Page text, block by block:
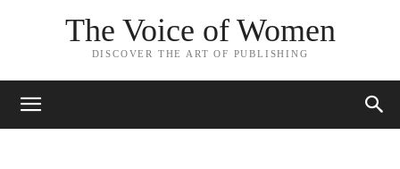
The Voice of Women
DISCOVER THE ART OF PUBLISHING